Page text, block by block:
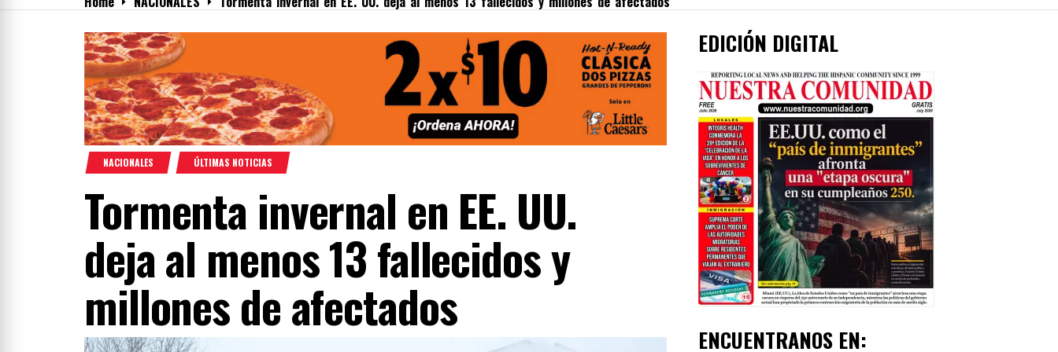
Menu
NACIONALES ÚLTIMAS NOTICIAS
Tormenta invernal en EE. UU.
deja al menos 13 fallecidos y
millones de afectados
EDICIÓN DIGITAL
ENCUENTRANOS EN: